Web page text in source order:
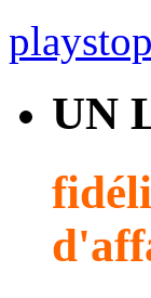
playstop
UN